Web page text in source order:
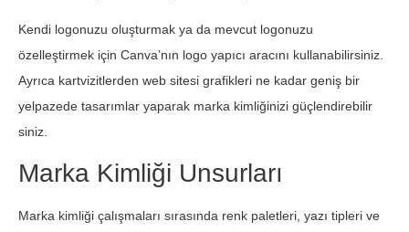
Kendi logonuzu oluşturmak ya da mevcut logonuzu
özelleştirmek için Canva’nın logo yapıcı aracını kullanabilirsiniz.
Ayrıca kartvizitlerden web sitesi grafikleri ne kadar geniş bir
yelpazede tasarımlar yaparak marka kimliğinizi güçlendirebilir
siniz.
Marka Kimliği Unsurları
Marka kimliği çalışmaları sırasında renk paletleri, yazı tipleri ve